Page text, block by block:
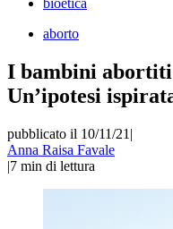
bioetica
aborto
I bambini
Un’ipotesi
pubblicato il 10/11/21 |
Anna Raisa Favale
|7 min di lettura